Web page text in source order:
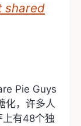
shared
Pie Guys
化，许多人
有48个独